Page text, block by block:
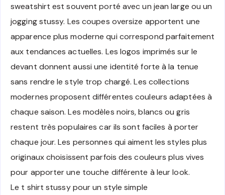
sweatshirt est souvent porté avec un jean large ou un
jogging stussy. Les coupes oversize apportent une
apparence plus moderne qui correspond parfaitement
aux tendances actuelles. Les logos imprimés sur le
devant donnent aussi une identité forte à la tenue
sans rendre le style trop chargé. Les collections
modernes proposent différentes couleurs adaptées à
chaque saison. Les modèles noirs, blancs ou gris
restent très populaires car ils sont faciles à porter
chaque jour. Les personnes qui aiment les styles plus
originaux choisissent parfois des couleurs plus vives
pour apporter une touche différente à leur look.
Le t shirt stussy pour un style simple